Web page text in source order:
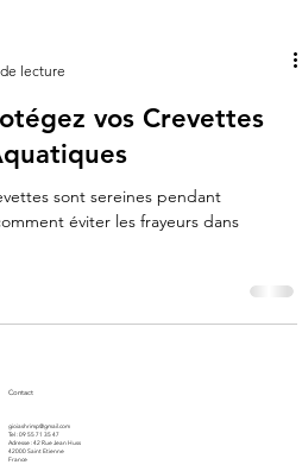
de lecture
vos Crevettes
sont sereines pendant
Contact